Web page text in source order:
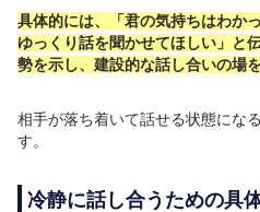
具体的には、「君の気持ちはわか
ゆっくり話を聞かせてほしい」と
勢を示し、建設的な話し合いの場
相手が落ち着いて話せる状態にな
す。
冷静に話し合うための具